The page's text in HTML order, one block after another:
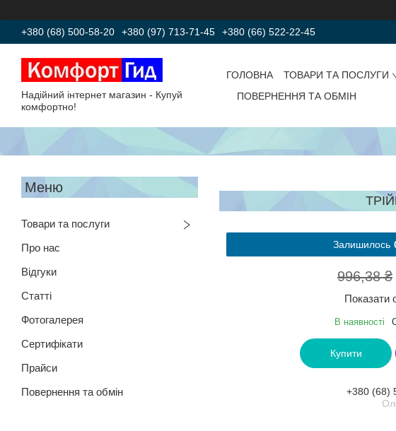
+380 (68) 500-58-20 +380 (97) 713-71-45 +380 (66) 522-22-45
Надійний інтернет магазин - Купуй
комфортно!
ГОЛОВНА ТОВАРИ ТА ПОСЛУГИ
ПОВЕРНЕННЯ ТА ОБМІН
Товари та послуги
Про нас
Відгуки
Статті
Фотогалерея
Сертифікати
Прайси
Повернення та обмін
Залишилось
996,38 ₴
Показати
В наявності
Купити
+380 (68)